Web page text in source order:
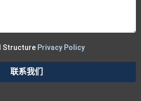
Structure Privacy Policy
联系我们